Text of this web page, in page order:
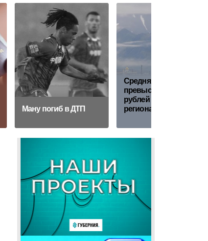
Ману погиб в ДТП
Средняя зарплата
превысила 200 тыс.
рублей в трех
регионах России